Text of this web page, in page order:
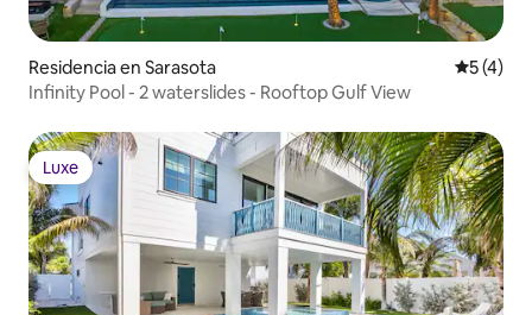
Residencia en Sarasota
5 (4)
Infinity Pool - 2 waterslides - Rooftop Gulf View
Luxe
Luxe